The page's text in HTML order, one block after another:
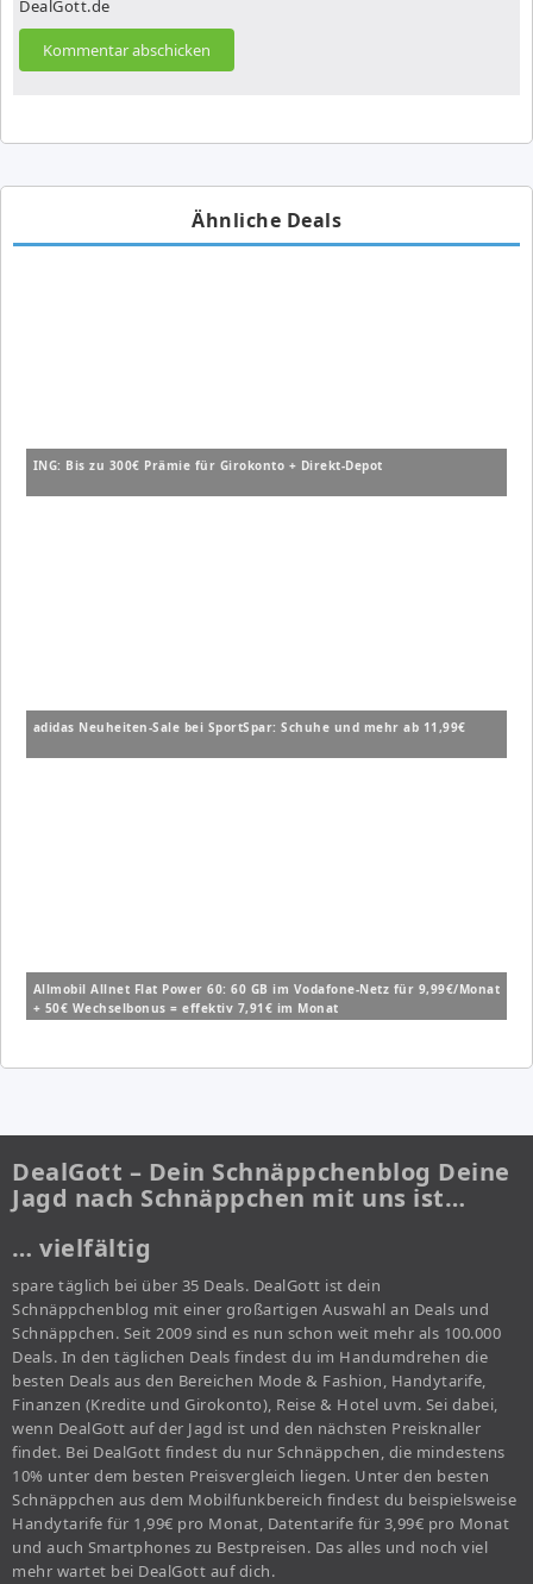
DealGott.de
Ähnliche Deals
ING: Bis zu 300€ Prämie für Girokonto + Direkt-Depot
adidas Neuheiten-Sale bei SportSpar: Schuhe und mehr ab 11,99€
Allmobil Allnet Flat Power 60: 60 GB im Vodafone-Netz für 9,99€/Monat
+ 50€ Wechselbonus = effektiv 7,91€ im Monat
DealGott – Dein Schnäppchenblog Deine
Jagd nach Schnäppchen mit uns ist…
… vielfältig
spare täglich bei über 35 Deals. DealGott ist dein
Schnäppchenblog mit einer großartigen Auswahl an Deals und
Schnäppchen. Seit 2009 sind es nun schon weit mehr als 100.000
Deals. In den täglichen Deals findest du im Handumdrehen die
besten Deals aus den Bereichen Mode & Fashion, Handytarife,
Finanzen (Kredite und Girokonto), Reise & Hotel uvm. Sei dabei,
wenn DealGott auf der Jagd ist und den nächsten Preisknaller
findet. Bei DealGott findest du nur Schnäppchen, die mindestens
10% unter dem besten Preisvergleich liegen. Unter den besten
Schnäppchen aus dem Mobilfunkbereich findest du beispielsweise
Handytarife für 1,99€ pro Monat, Datentarife für 3,99€ pro Monat
und auch Smartphones zu Bestpreisen. Das alles und noch viel
mehr wartet bei DealGott auf dich.